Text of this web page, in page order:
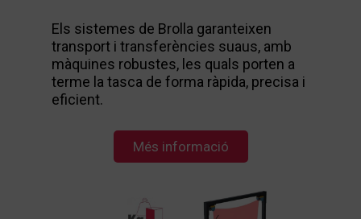
Els sistemes de Brolla garanteixen
transport i transferències suaus, amb
màquines robustes, les quals porten a
terme la tasca de forma ràpida, precisa i
eficient.
Més informació